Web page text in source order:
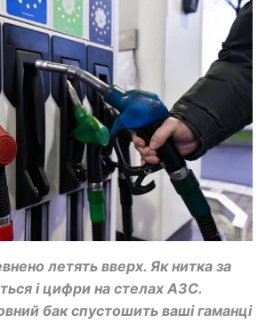
летять вверх. Як нитка за
і цифри на стелах АЗС.
бак спустошить ваші гаманці